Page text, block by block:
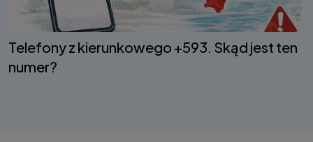
Telefony z kierunkowego +593. Skąd jest ten
numer?